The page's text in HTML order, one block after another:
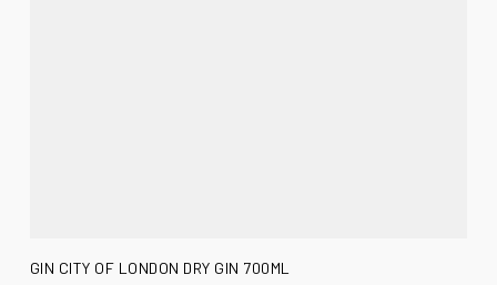
AÑADIR AL CARRITO
GIN CITY OF LONDON DRY GIN 700ML